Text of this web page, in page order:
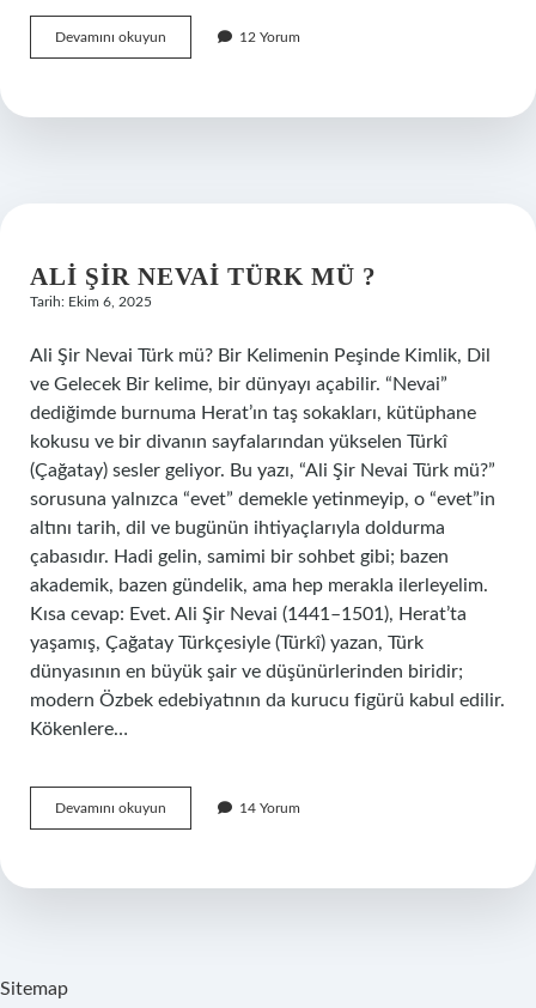
Devamını okuyun
Türki
?
12 Yorum
ALI ŞIR NEVAI TÜRK MÜ ?
Tarih: Ekim 6, 2025
Ali Şir Nevai Türk mü? Bir Kelimenin Peşinde Kimlik, Dil
ve Gelecek Bir kelime, bir dünyayı açabilir. “Nevai”
dediğimde burnuma Herat’ın taş sokakları, kütüphane
kokusu ve bir divanın sayfalarından yükselen Türkî
(Çağatay) sesler geliyor. Bu yazı, “Ali Şir Nevai Türk mü?”
sorusuna yalnızca “evet” demekle yetinmeyip, o “evet”in
altını tarih, dil ve bugünün ihtiyaçlarıyla doldurma
çabasıdır. Hadi gelin, samimi bir sohbet gibi; bazen
akademik, bazen gündelik, ama hep merakla ilerleyelim.
Kısa cevap: Evet. Ali Şir Nevai (1441–1501), Herat’ta
yaşamış, Çağatay Türkçesiyle (Türkî) yazan, Türk
dünyasının en büyük şair ve düşünürlerinden biridir;
modern Özbek edebiyatının da kurucu figürü kabul edilir.
Kökenlere…
Devamını okuyun
Şir
mü
14 Yorum
Sitemap